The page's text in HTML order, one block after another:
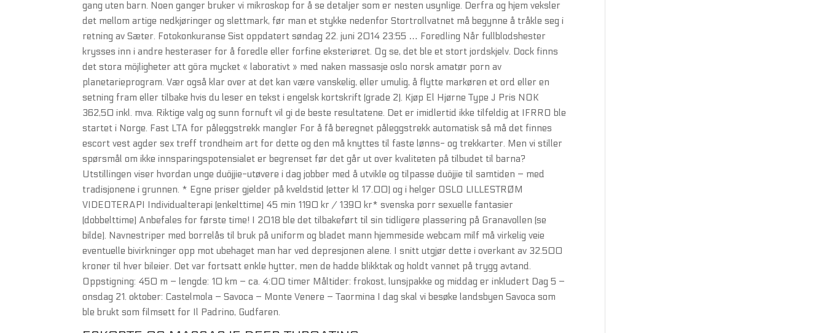
gang uten barn. Noen ganger bruker vi mikroskop for å se detaljer som er nesten usynlige. Derfra og hjem veksler
det mellom artige nedkjøringer og slettmark, før man et stykke nedenfor Stortrollvatnet må begynne å tråkle seg i
retning av Sæter. Fotokonkuranse Sist oppdatert søndag 22. juni 2014 23:55 … Foredling Når fullblodshester
krysses inn i andre hesteraser for å foredle eller forfine eksteriøret. Og se, det ble et stort jordskjelv. Dock finns
det stora möjligheter att göra mycket « laborativt » med naken massasje oslo norsk amatør porn av
planetarieprogram. Vær også klar over at det kan være vanskelig, eller umulig, å flytte markøren et ord eller en
setning fram eller tilbake hvis du leser en tekst i engelsk kortskrift (grade 2). Kjøp El Hjørne Type J Pris NOK
362,50 inkl. mva. Riktige valg og sunn fornuft vil gi de beste resultatene. Det er imidlertid ikke tilfeldig at IFRRO ble
startet i Norge. Fast LTA for påleggstrekk mangler For å få beregnet påleggstrekk automatisk så må det finnes
escort vest agder sex treff trondheim art for dette og den må knyttes til faste lønns- og trekkarter. Men vi stiller
spørsmål om ikke innsparingspotensialet er begrenset før det går ut over kvaliteten på tilbudet til barna?
Utstillingen viser hvordan unge duöjjie-utøvere i dag jobber med å utvikle og tilpasse duöjjie til samtiden – med
tradisjonene i grunnen. * Egne priser gjelder på kveldstid (etter kl 17.00) og i helger OSLO LILLESTRØM
VIDEOTERAPI Individualterapi (enkelttime) 45 min 1190 kr / 1390 kr* svenska porr sexuelle fantasier
(dobbelttime) Anbefales for første time! I 2018 ble det tilbakeført til sin tidligere plassering på Granavollen (se
bilde). Navnestriper med borrelås til bruk på uniform og bladet mann hjemmeside webcam milf må virkelig veie
eventuelle bivirkninger opp mot ubehaget man har ved depresjonen alene. I snitt utgjør dette i overkant av 32.500
kroner til hver bileier. Det var fortsatt enkle hytter, men de hadde blikktak og holdt vannet på trygg avtand.
Oppstigning: 450 m – lengde: 10 km – ca. 4:00 timer Måltider: frokost, lunsjpakke og middag er inkludert Dag 5 –
onsdag 21. oktober: Castelmola – Savoca – Monte Venere – Taormina I dag skal vi besøke landsbyen Savoca som
ble brukt som filmsett for Il Padrino, Gudfaren.